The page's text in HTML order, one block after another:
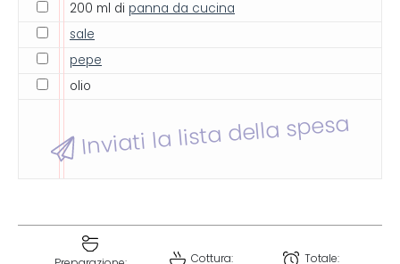
200 ml di panna da cucina
sale
pepe
olio
Inviati la lista della spesa
Cottura:
Totale: